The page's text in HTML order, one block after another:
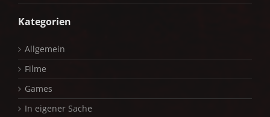
Kategorien
Allgemein
Filme
Games
In eigener Sache